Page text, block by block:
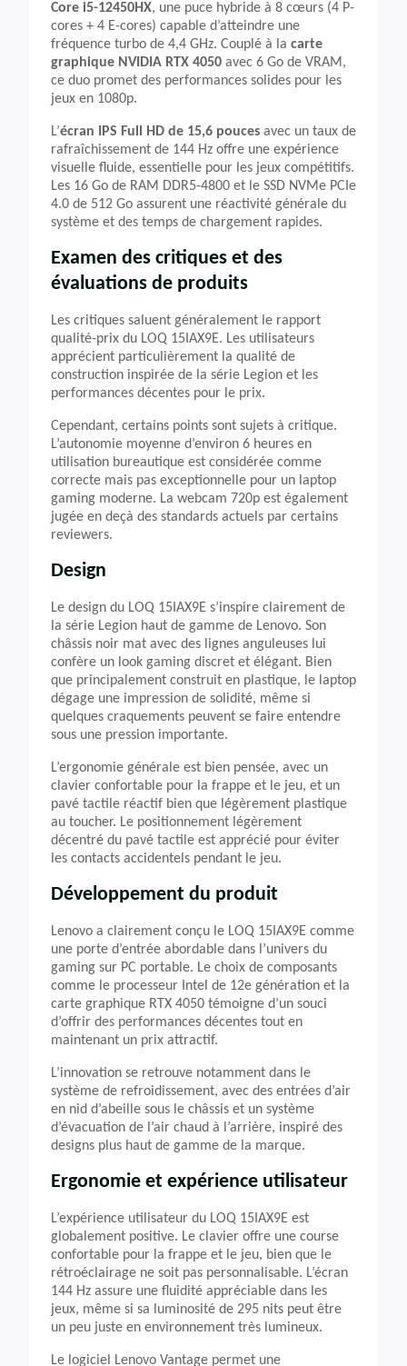
Core i5-12450HX, une puce hybride à 8 cœurs (4 P-
cores + 4 E-cores) capable d’atteindre une
fréquence turbo de 4,4 GHz. Couplé à la carte
graphique NVIDIA RTX 4050 avec 6 Go de VRAM,
ce duo promet des performances solides pour les
jeux en 1080p.
L’écran IPS Full HD de 15,6 pouces avec un taux de
rafraîchissement de 144 Hz offre une expérience
visuelle fluide, essentielle pour les jeux compétitifs.
Les 16 Go de RAM DDR5-4800 et le SSD NVMe PCIe
4.0 de 512 Go assurent une réactivité générale du
système et des temps de chargement rapides.
Examen des critiques et des
évaluations de produits
Les critiques saluent généralement le rapport
qualité-prix du LOQ 15IAX9E. Les utilisateurs
apprécient particulièrement la qualité de
construction inspirée de la série Legion et les
performances décentes pour le prix.
Cependant, certains points sont sujets à critique.
L’autonomie moyenne d’environ 6 heures en
utilisation bureautique est considérée comme
correcte mais pas exceptionnelle pour un laptop
gaming moderne. La webcam 720p est également
jugée en deçà des standards actuels par certains
reviewers.
Design
Le design du LOQ 15IAX9E s’inspire clairement de
la série Legion haut de gamme de Lenovo. Son
châssis noir mat avec des lignes anguleuses lui
confère un look gaming discret et élégant. Bien
que principalement construit en plastique, le laptop
dégage une impression de solidité, même si
quelques craquements peuvent se faire entendre
sous une pression importante.
L’ergonomie générale est bien pensée, avec un
clavier confortable pour la frappe et le jeu, et un
pavé tactile réactif bien que légèrement plastique
au toucher. Le positionnement légèrement
décentré du pavé tactile est apprécié pour éviter
les contacts accidentels pendant le jeu.
Développement du produit
Lenovo a clairement conçu le LOQ 15IAX9E comme
une porte d’entrée abordable dans l’univers du
gaming sur PC portable. Le choix de composants
comme le processeur Intel de 12e génération et la
carte graphique RTX 4050 témoigne d’un souci
d’offrir des performances décentes tout en
maintenant un prix attractif.
L’innovation se retrouve notamment dans le
système de refroidissement, avec des entrées d’air
en nid d’abeille sous le châssis et un système
d’évacuation de l’air chaud à l’arrière, inspiré des
designs plus haut de gamme de la marque.
Ergonomie et expérience utilisateur
L’expérience utilisateur du LOQ 15IAX9E est
globalement positive. Le clavier offre une course
confortable pour la frappe et le jeu, bien que le
rétroéclairage ne soit pas personnalisable. L’écran
144 Hz assure une fluidité appréciable dans les
jeux, même si sa luminosité de 295 nits peut être
un peu juste en environnement très lumineux.
Le logiciel Lenovo Vantage permet une